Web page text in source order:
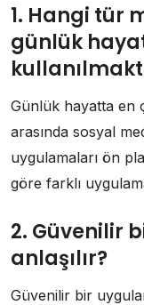
1. Hangi tür
günlük
Günlük hayatta en
arasında sosyal
uygulamaları ön
göre farklı
2. Güvenilir
anlaşılır?
Güvenilir bir